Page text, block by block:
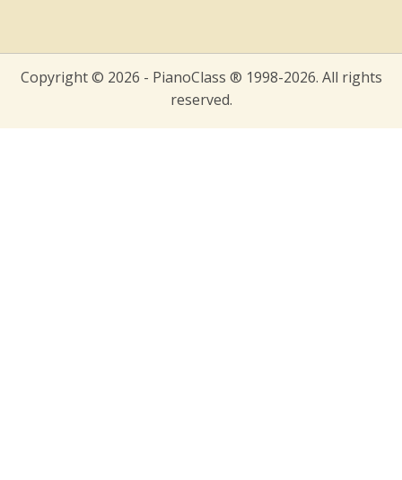
Copyright © 2026 - PianoClass ® 1998-2026. All rights
reserved.